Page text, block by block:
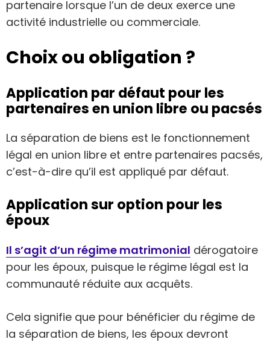
partenaire lorsque l’un de deux exerce une
activité industrielle ou commerciale.
Choix ou obligation ?
Application par défaut pour les
partenaires en union libre ou pacsés
La séparation de biens est le fonctionnement
légal en union libre et entre partenaires pacsés,
c’est-à-dire qu’il est appliqué par défaut.
Application sur option pour les
époux
Il s’agit d’un régime matrimonial dérogatoire
pour les époux, puisque le régime légal est la
communauté réduite aux acquêts.
Cela signifie que pour bénéficier du régime de
la séparation de biens, les époux devront